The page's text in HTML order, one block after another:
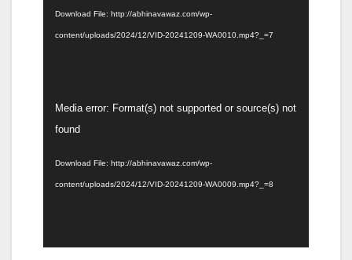
Download File: http://abhinavawaz.com/wp-
content/uploads/2024/12/VID-20241209-WA0010.mp4?_=7
Video
Player
Media error: Format(s) not supported or source(s) not
found
Download File: http://abhinavawaz.com/wp-
content/uploads/2024/12/VID-20241209-WA0009.mp4?_=8